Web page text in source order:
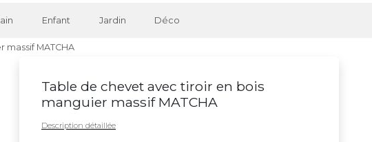
Enfant Jardin Déco
MATCHA
Table de chevet avec tiroir en bois
manguier massif MATCHA
Description détaillée